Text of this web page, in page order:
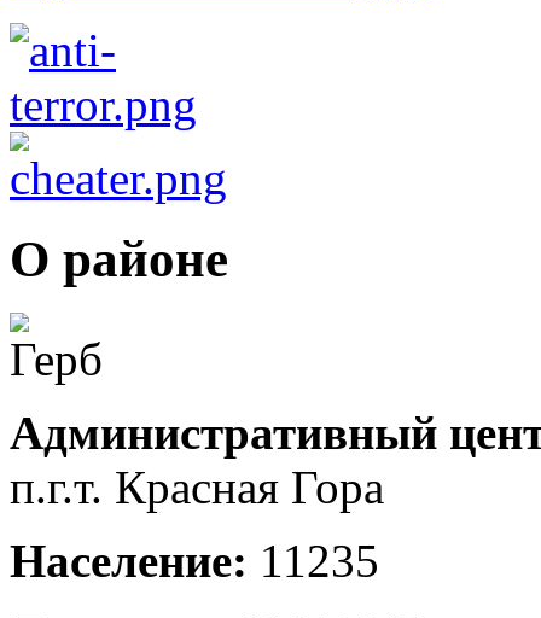
О районе
Административный
п.г.т. Красная Гора
Население: 11235